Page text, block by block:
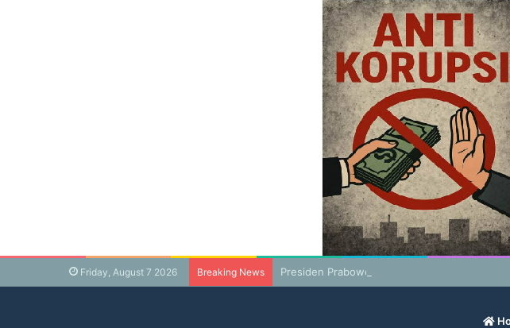
Friday, August 7 2026 Breaking News Presiden Prabowo Geram Sama Pengamat,